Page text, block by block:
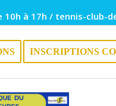
à 17h / tennis-club-
INSCRIPTIONS